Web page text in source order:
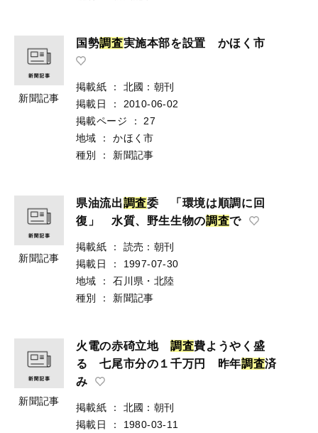
新聞記事
国勢調査実施本部を設置 かほく市
掲載紙 ：
北國：朝刊
掲載日
：
2010-06-02
掲載ページ
：
27
地域
：
かほく市
種別
： 新聞記事
新聞記事
県油流出調査委 「環境は順調に回
復」 水質、野生生物の調査で
掲載紙 ：
読売：朝刊
掲載日
：
1997-07-30
地域
：
石川県・北陸
種別
： 新聞記事
新聞記事
火電の赤碕立地調査費ようやく盛
る 七尾市分の１千万円 昨年調査済
み
掲載紙 ：
北國：朝刊
掲載日
：
1980-03-11